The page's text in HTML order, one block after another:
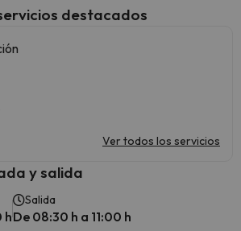
destacados
Ver todos los servicios
y salida
h
Salida
De 08:30 h a 11:00 h